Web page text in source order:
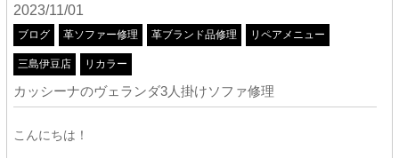
2023/11/01
ブログ 革ソファー修理 革ブランド品修理 リペアメニュー
三島伊豆店 リカラー
カッシーナのヴェランダ3人掛けソファ修理
こんにちは！